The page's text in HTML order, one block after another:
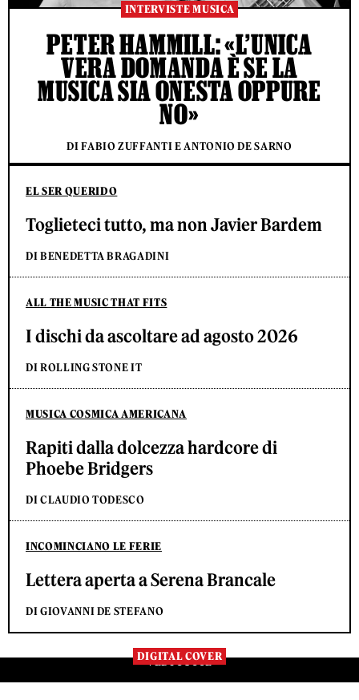
EL SER QUERIDO
Toglieteci tutto, ma non Javier Bardem
DI BENEDETTA BRAGADINI
ALL THE MUSIC THAT FITS
I dischi da ascoltare ad agosto 2026
DI ROLLING STONE IT
MUSICA COSMICA AMERICANA
Rapiti dalla dolcezza hardcore di
Phoebe Bridgers
DI CLAUDIO TODESCO
INCOMINCIANO LE FERIE
Lettera aperta a Serena Brancale
DI GIOVANNI DE STEFANO
INTERVISTE MUSICA
PETER HAMMILL: «L’UNICA
VERA DOMANDA È SE LA
MUSICA SIA ONESTA OPPURE
NO»
DI FABIO ZUFFANTI E ANTONIO DE SARNO
DIGITAL COVER
VEDI TUTTE